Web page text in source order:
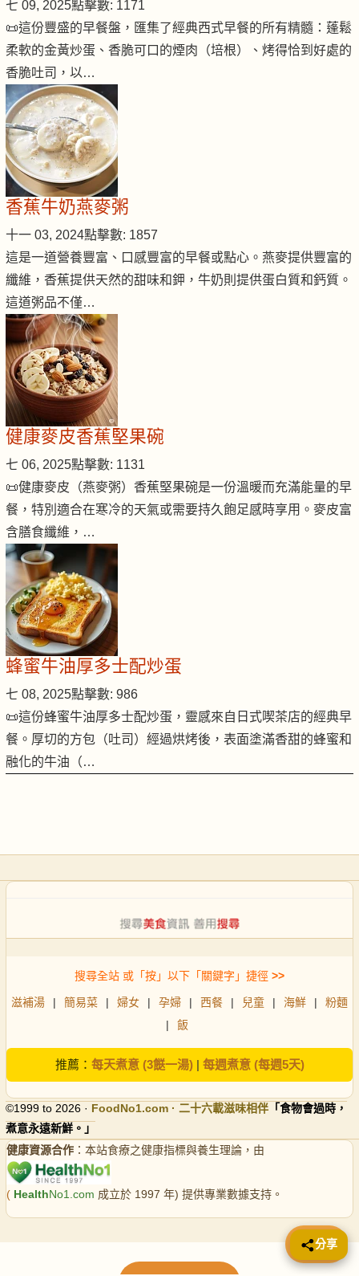
七 09, 2025點擊數: 1171
📜這份豐盛的早餐盤，匯集了經典西式早餐的所有精髓：蓬鬆
柔軟的金黃炒蛋、香脆可口的煙肉（培根）、烤得恰到好處的
香脆吐司，以…
香蕉牛奶燕麥粥
十一 03, 2024點擊數: 1857
這是一道營養豐富、口感豐富的早餐或點心。燕麥提供豐富的
纖維，香蕉提供天然的甜味和鉀，牛奶則提供蛋白質和鈣質。
這道粥品不僅…
健康麥皮香蕉堅果碗
七 06, 2025點擊數: 1131
📜健康麥皮（燕麥粥）香蕉堅果碗是一份溫暖而充滿能量的早
餐，特別適合在寒冷的天氣或需要持久飽足感時享用。麥皮富
含膳食纖維，…
蜂蜜牛油厚多士配炒蛋
七 08, 2025點擊數: 986
📜這份蜂蜜牛油厚多士配炒蛋，靈感來自日式喫茶店的經典早
餐。厚切的方包（吐司）經過烘烤後，表面塗滿香甜的蜂蜜和
融化的牛油（…
搜尋全站 或「按」以下「關鍵字」捷徑 >>
滋補湯 | 簡易菜 | 婦女 | 孕婦 | 西餐 | 兒童 | 海鮮 |
粉麵
|
飯
推薦： 每天煮意 (3餸一湯)| 每週煮意 (每週5天)
©1999 to 2026 · FoodNo1.com · 二十六載滋味相伴 「食物會過時，
煮意永遠新鮮。」
健康資源合作 ：本站食療之健康指標與養生理論，由
( HealthNo1.com 成立於 1997 年) 提供專業數據支持。
📤 分享
分享